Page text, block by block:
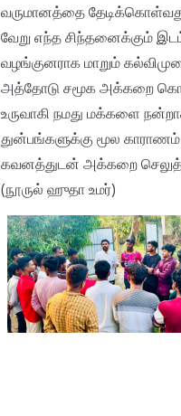
வருமானத்தை
வேறு எந்த சிந்தனைக்கும்
வழங்குனராக மாறும்
அத்தோடு சமூக அக்கறை
உருவாகி நமது மக்களை
துன்பங்களுக்கு மூல
கவனத்துடன் அக்கறை
(நூருல் ஹுதா உமர்)